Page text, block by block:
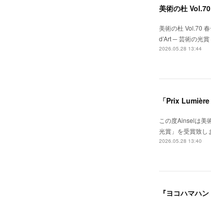
美術の杜
美術の杜 Vol.70
d’Art ─ 芸術の光
2026.05.28 13:44
「Prix
この度Ainselは美
光賞」を受賞致し
2026.05.28 13:40
『ヨコハマハ